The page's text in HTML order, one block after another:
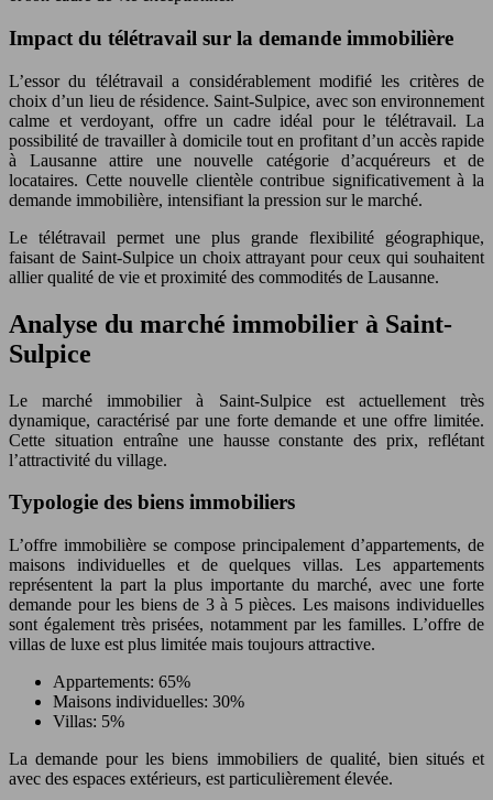
Impact du télétravail sur la demande immobilière
L’essor du télétravail a considérablement modifié les critères de
choix d’un lieu de résidence. Saint-Sulpice, avec son environnement
calme et verdoyant, offre un cadre idéal pour le télétravail. La
possibilité de travailler à domicile tout en profitant d’un accès rapide
à Lausanne attire une nouvelle catégorie d’acquéreurs et de
locataires. Cette nouvelle clientèle contribue significativement à la
demande immobilière, intensifiant la pression sur le marché.
Le télétravail permet une plus grande flexibilité géographique,
faisant de Saint-Sulpice un choix attrayant pour ceux qui souhaitent
allier qualité de vie et proximité des commodités de Lausanne.
Analyse du marché immobilier à Saint-
Sulpice
Le marché immobilier à Saint-Sulpice est actuellement très
dynamique, caractérisé par une forte demande et une offre limitée.
Cette situation entraîne une hausse constante des prix, reflétant
l’attractivité du village.
Typologie des biens immobiliers
L’offre immobilière se compose principalement d’appartements, de
maisons individuelles et de quelques villas. Les appartements
représentent la part la plus importante du marché, avec une forte
demande pour les biens de 3 à 5 pièces. Les maisons individuelles
sont également très prisées, notamment par les familles. L’offre de
villas de luxe est plus limitée mais toujours attractive.
Appartements: 65%
Maisons individuelles: 30%
Villas: 5%
La demande pour les biens immobiliers de qualité, bien situés et
avec des espaces extérieurs, est particulièrement élevée.